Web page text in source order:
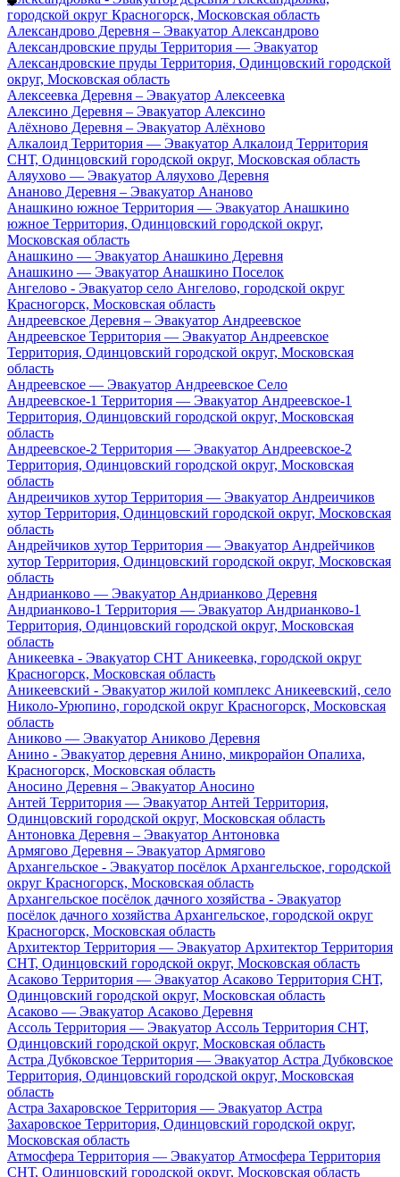
городской округ Красногорск, Московская область
Александрово Деревня – Эвакуатор Александрово
Александровские пруды Территория — Эвакуатор
Александровские пруды Территория, Одинцовский городской
округ, Московская область
Алексеевка Деревня – Эвакуатор Алексеевка
Алексино Деревня – Эвакуатор Алексино
Алёхново Деревня – Эвакуатор Алёхново
Алкалоид Территория — Эвакуатор Алкалоид Территория
СНТ, Одинцовский городской округ, Московская область
Аляухово — Эвакуатор Аляухово Деревня
Ананово Деревня – Эвакуатор Ананово
Анашкино южное Территория — Эвакуатор Анашкино
южное Территория, Одинцовский городской округ,
Московская область
Анашкино — Эвакуатор Анашкино Деревня
Анашкино — Эвакуатор Анашкино Поселок
Ангелово - Эвакуатор село Ангелово, городской округ
Красногорск, Московская область
Андреевское Деревня – Эвакуатор Андреевское
Андреевское Территория — Эвакуатор Андреевское
Территория, Одинцовский городской округ, Московская
область
Андреевское — Эвакуатор Андреевское Село
Андреевское-1 Территория — Эвакуатор Андреевское-1
Территория, Одинцовский городской округ, Московская
область
Андреевское-2 Территория — Эвакуатор Андреевское-2
Территория, Одинцовский городской округ, Московская
область
Андреичиков хутор Территория — Эвакуатор Андреичиков
хутор Территория, Одинцовский городской округ, Московская
область
Андрейчиков хутор Территория — Эвакуатор Андрейчиков
хутор Территория, Одинцовский городской округ, Московская
область
Андрианково — Эвакуатор Андрианково Деревня
Андрианково-1 Территория — Эвакуатор Андрианково-1
Территория, Одинцовский городской округ, Московская
область
Аникеевка - Эвакуатор СНТ Аникеевка, городской округ
Красногорск, Московская область
Аникеевский - Эвакуатор жилой комплекс Аникеевский, село
Николо-Урюпино, городской округ Красногорск, Московская
область
Аниково — Эвакуатор Аниково Деревня
Анино - Эвакуатор деревня Анино, микрорайон Опалиха,
Красногорск, Московская область
Аносино Деревня – Эвакуатор Аносино
Антей Территория — Эвакуатор Антей Территория,
Одинцовский городской округ, Московская область
Антоновка Деревня – Эвакуатор Антоновка
Армягово Деревня – Эвакуатор Армягово
Архангельское - Эвакуатор посёлок Архангельское, городской
округ Красногорск, Московская область
Архангельское посёлок дачного хозяйства - Эвакуатор
посёлок дачного хозяйства Архангельское, городской округ
Красногорск, Московская область
Архитектор Территория — Эвакуатор Архитектор Территория
СНТ, Одинцовский городской округ, Московская область
Асаково Территория — Эвакуатор Асаково Территория СНТ,
Одинцовский городской округ, Московская область
Асаково — Эвакуатор Асаково Деревня
Ассоль Территория — Эвакуатор Ассоль Территория СНТ,
Одинцовский городской округ, Московская область
Астра Дубковское Территория — Эвакуатор Астра Дубковское
Территория, Одинцовский городской округ, Московская
область
Астра Захаровское Территория — Эвакуатор Астра
Захаровское Территория, Одинцовский городской округ,
Московская область
Атмосфера Территория — Эвакуатор Атмосфера Территория
СНТ, Одинцовский городской округ, Московская область